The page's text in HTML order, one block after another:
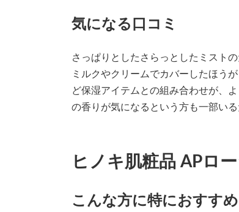
気になる口コミ
さっぱりとしたさらっとしたミスト
ミルクやクリームでカバーしたほう
ど保湿アイテムとの組み合わせが、
の香りが気になるという方も一部い
ヒノキ肌粧品 APロ
こんな方に特におすすめ